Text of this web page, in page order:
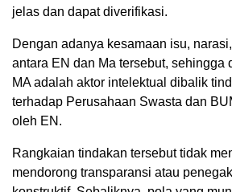
jelas dan dapat diverifikasi.
Dengan adanya kesamaan isu,
antara EN dan Ma tersebut, sehingga
MA adalah aktor intelektual dibalik
terhadap Perusahaan Swasta dan
oleh EN.
Rangkaian tindakan tersebut tidak
mendorong transparansi atau